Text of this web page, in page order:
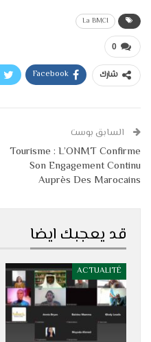
La BMCI
0
شارك Facebook
السابق بوست
Tourisme : L’ONMT Confirme
Son Engagement Continu
Auprès Des Marocains
قد يعجبك ايضا
ACTUALITÉ